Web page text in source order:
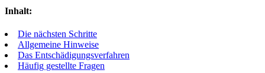
Inhalt:
Die nächsten Schritte
Allgemeine Hinweise
Das Entschädigungsverfahren
Häufig gestellte Fragen